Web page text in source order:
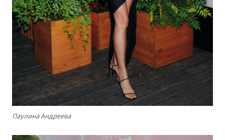
Паулина Андреева